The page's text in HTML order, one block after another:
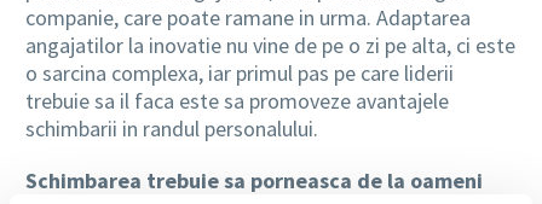
companie, care poate ramane in urma. Adaptarea
angajatilor la inovatie nu vine de pe o zi pe alta, ci este
o sarcina complexa, iar primul pas pe care liderii
trebuie sa il faca este sa promoveze avantajele
schimbarii in randul personalului.
Schimbarea trebuie sa porneasca de la oameni